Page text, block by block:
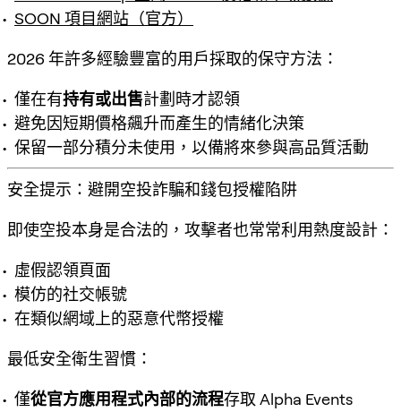
SOON 項目網站（官方）
2026 年許多經驗豐富的用戶採取的保守方法：
僅在有持有或出售計劃時才認領
避免因短期價格飆升而產生的情緒化決策
保留一部分積分未使用，以備將來參與高品質活動
安全提示：避開空投詐騙和錢包授權陷阱
即使空投本身是合法的，攻擊者也常常利用熱度設計：
虛假認領頁面
模仿的社交帳號
在類似網域上的惡意代幣授權
最低安全衛生習慣：
僅從官方應用程式內部的流程存取 Alpha Events